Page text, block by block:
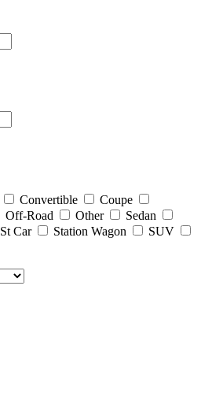
Convertible
Coupe
Off-Road Other
Sedan
St Car Station Wagon
SUV